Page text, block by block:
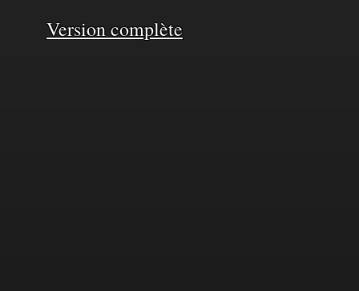
Version complète